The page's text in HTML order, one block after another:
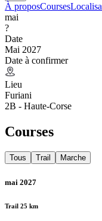
À proposCourses
mai
?
Date
Mai 2027
Date à confirmer
Lieu
Furiani
2B - Haute-Corse
Courses
Tous Trail Marche
mai 2027
Trail 25 km